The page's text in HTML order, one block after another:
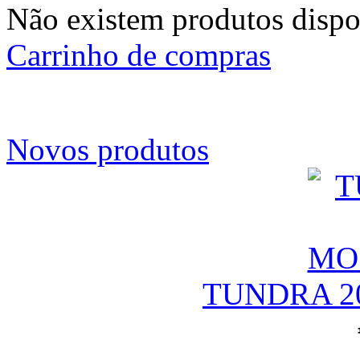
Não existem produtos
Carrinho de compras
Novos produtos
TUNDRA